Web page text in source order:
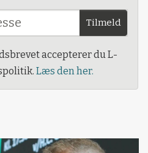
Tilmeld
accepterer du L-
Læs den her.